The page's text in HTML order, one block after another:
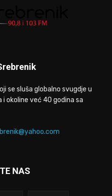
se sluša globalno svugdje u
okoline već 40 godina sa
NAS